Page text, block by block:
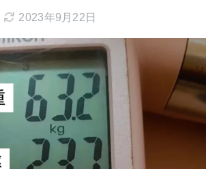
2023年9月22日